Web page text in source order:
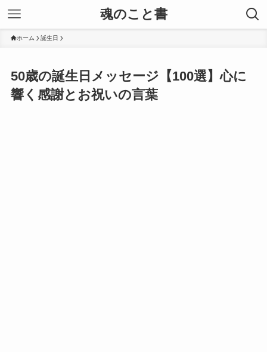
魂のこと書
ホーム 誕生日
50歳の誕生日メッセージ【100選】心に
響く感謝とお祝いの言葉